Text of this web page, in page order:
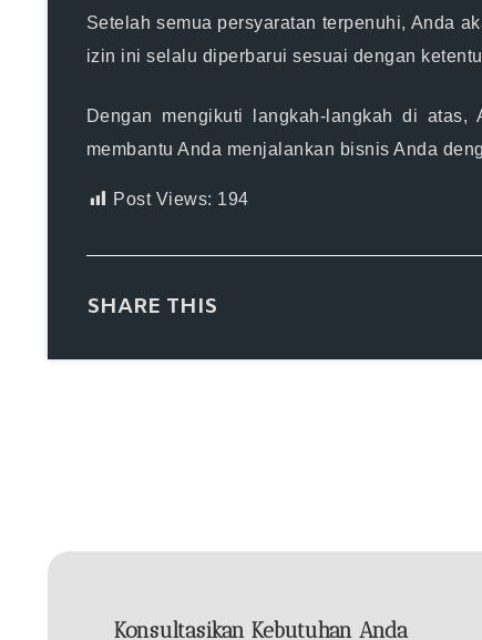
Setelah semua persyaratan terpenuhi, Anda
izin ini selalu diperbarui sesuai dengan
Dengan mengikuti langkah-langkah di
membantu Anda menjalankan bisnis Anda
Post Views: 194
SHARE THIS
Konsultasikan Kebutuhan Anda